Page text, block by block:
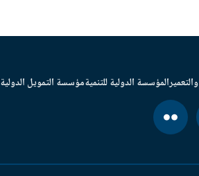
المؤسسة الدولية للتنميةمؤسسة التمويل الدولية